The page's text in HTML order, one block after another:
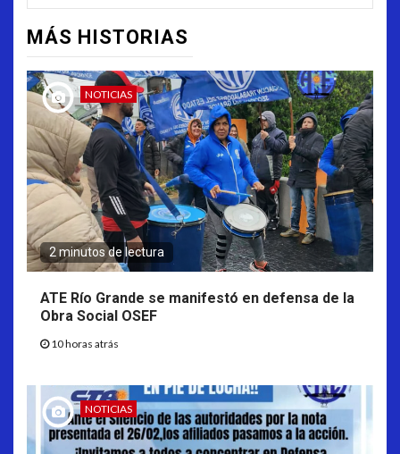
MÁS HISTORIAS
NOTICIAS
2 minutos de lectura
ATE Río Grande se manifestó en defensa de la
Obra Social OSEF
10 horas atrás
NOTICIAS